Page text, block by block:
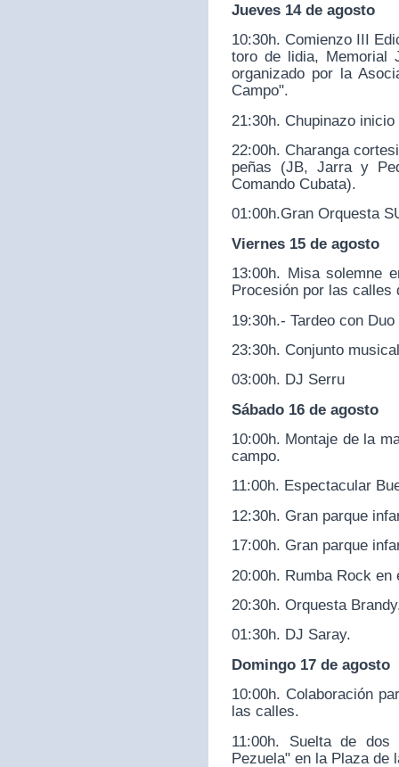
Jueves 14 de agosto
10:30h. Comienzo III
toro de lidia, Memorial
organizado por la
Campo".
21:30h. Chupinazo
22:00h. Charanga
peñas (JB, Jarra y
Comando Cubata).
01:00h.Gran Orquesta
Viernes 15 de agosto
13:00h. Misa solemne
Procesión por las calles
19:30h.- Tardeo con
23:30h. Conjunto
03:00h. DJ Serru
Sábado 16 de agosto
10:00h. Montaje de la
campo.
11:00h. Espectacular
12:30h. Gran parque
17:00h. Gran parque
20:00h. Rumba Rock
20:30h. Orquesta
01:30h. DJ Saray.
Domingo 17 de agosto
10:00h. Colaboración
las calles.
11:00h. Suelta de
Pezuela" en la Plaza de